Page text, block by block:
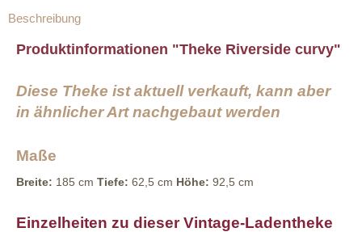
Beschreibung
Produktinformationen "Theke Riverside curvy"
Diese Theke ist aktuell verkauft, kann aber
in ähnlicher Art nachgebaut werden
Maße
Breite: 185 cm Tiefe: 62,5 cm Höhe: 92,5 cm
Einzelheiten zu dieser Vintage-Ladentheke